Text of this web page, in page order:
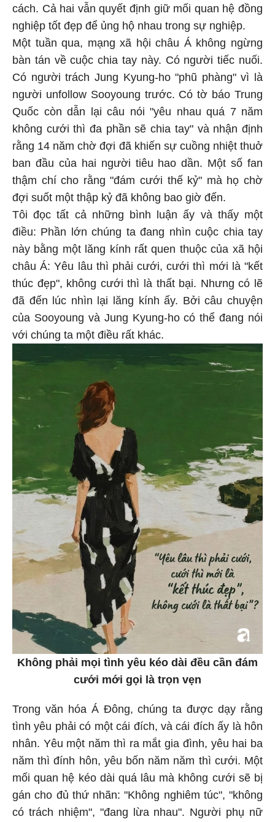
cách. Cả hai vẫn quyết định giữ mối quan hệ đồng
nghiệp tốt đẹp để ủng hộ nhau trong sự nghiệp.
Một tuần qua, mạng xã hội châu Á không ngừng
bàn tán về cuộc chia tay này. Có người tiếc nuối.
Có người trách Jung Kyung-ho "phũ phàng" vì là
người unfollow Sooyoung trước. Có tờ báo Trung
Quốc còn dẫn lại câu nói "yêu nhau quá 7 năm
không cưới thì đa phần sẽ chia tay" và nhận định
rằng 14 năm chờ đợi đã khiến sự cuồng nhiệt thuở
ban đầu của hai người tiêu hao dần. Một số fan
thậm chí cho rằng "đám cưới thế kỷ" mà họ chờ
đợi suốt một thập kỷ đã không bao giờ đến.
Tôi đọc tất cả những bình luận ấy và thấy một
điều: Phần lớn chúng ta đang nhìn cuộc chia tay
này bằng một lăng kính rất quen thuộc của xã hội
châu Á: Yêu lâu thì phải cưới, cưới thì mới là "kết
thúc đẹp", không cưới thì là thất bại. Nhưng có lẽ
đã đến lúc nhìn lại lăng kính ấy. Bởi câu chuyện
của Sooyoung và Jung Kyung-ho có thể đang nói
với chúng ta một điều rất khác.
Không phải mọi tình yêu kéo dài đều cần đám
cưới mới gọi là trọn vẹn
Trong văn hóa Á Đông, chúng ta được dạy rằng
tình yêu phải có một cái đích, và cái đích ấy là hôn
nhân. Yêu một năm thì ra mắt gia đình, yêu hai ba
năm thì đính hôn, yêu bốn năm năm thì cưới. Một
mối quan hệ kéo dài quá lâu mà không cưới sẽ bị
gán cho đủ thứ nhãn: "Không nghiêm túc", "không
có trách nhiệm", "đang lừa nhau". Người phụ nữ